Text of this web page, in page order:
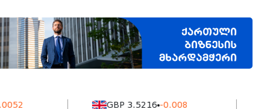
GBP 3.5216 -0.008